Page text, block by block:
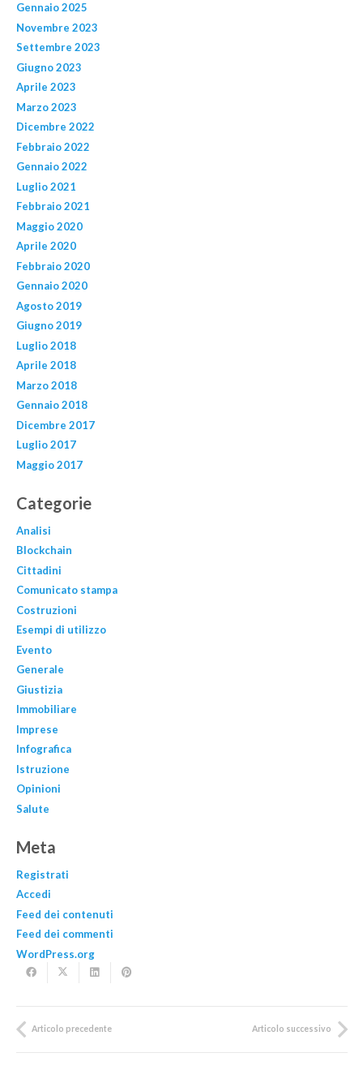
Gennaio 2025
Novembre 2023
Settembre 2023
Giugno 2023
Aprile 2023
Marzo 2023
Dicembre 2022
Febbraio 2022
Gennaio 2022
Luglio 2021
Febbraio 2021
Maggio 2020
Aprile 2020
Febbraio 2020
Gennaio 2020
Agosto 2019
Giugno 2019
Luglio 2018
Aprile 2018
Marzo 2018
Gennaio 2018
Dicembre 2017
Luglio 2017
Maggio 2017
Categorie
Analisi
Blockchain
Cittadini
Comunicato stampa
Costruzioni
Esempi di utilizzo
Evento
Generale
Giustizia
Immobiliare
Imprese
Infografica
Istruzione
Opinioni
Salute
Meta
Registrati
Accedi
Feed dei contenuti
Feed dei commenti
WordPress.org
Articolo precedente Articolo successivo